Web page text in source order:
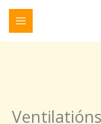
Skip
content
stutt